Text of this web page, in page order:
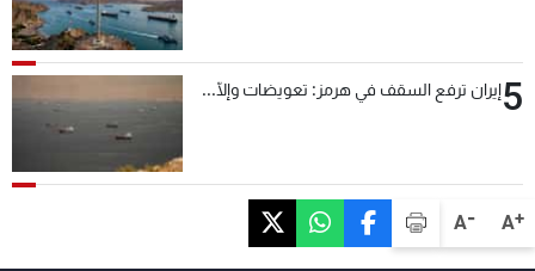
A+
A-
5إيران ترفع السقف في هرمز: تعويضات وإلّا...